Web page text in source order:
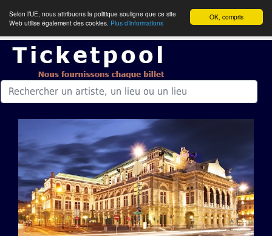
OK, compris
Selon l’UE, nous attribuons la politique souligne que ce site
Web utilise également des cookies. Plus d’informations